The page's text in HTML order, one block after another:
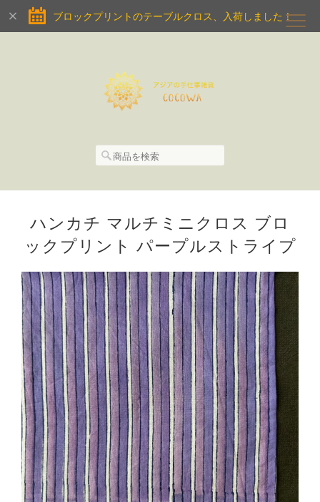
ブロックプリントのテーブルクロス、入荷しました！
ハンカチ マルチミニクロス ブロ
ックプリント パープルストライプ